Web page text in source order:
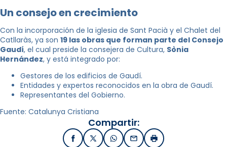
Un consejo en crecimiento
Con la incorporación de la iglesia de Sant Pacià y el Chalet del
Catllaràs, ya son 19 las obras que forman parte del Consejo
Gaudí, el cual preside la consejera de Cultura, Sònia
Hernández, y está integrado por:
Gestores de los edificios de Gaudí.
Entidades y expertos reconocidos en la obra de Gaudí.
Representantes del Gobierno.
Fuente: Catalunya Cristiana
Compartir:
FacebookX / TwitterWhatsApp
EmailImprimir